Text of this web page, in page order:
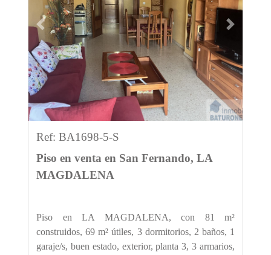
Previous Next
Ref: BA1698-5-S
Piso en venta en San Fernando, LA
MAGDALENA
Piso en LA MAGDALENA, con 81 m²
construidos, 69 m² útiles, 3 dormitorios, 2 baños, 1
garaje/s, buen estado, exterior, planta 3, 3 armarios,